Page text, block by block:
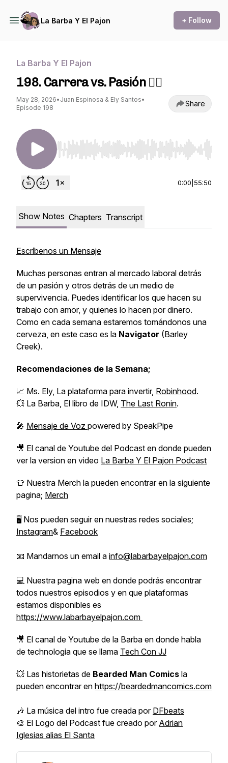
La Barba Y El Pajon + Follow
La Barba Y El Pajon
198. Carrera vs. Pasión ❤️‍🔥
May 28, 2026• Juan Espinosa & Ely Santos•
Episode 198
Share
Use Left/Right to seek, Home/End to jump to
0:00 55:50
Show Notes Chapters Transcript
Escríbenos un Mensaje
Muchas personas entran al mercado laboral detrás
de un pasión y otros detrás de un medio de
supervivencia. Puedes identificar los que hacen su
trabajo con amor, y quienes lo hacen por dinero.
Como en cada semana estaremos tomándonos una
cerveza, en este caso es la Navigator (Barley
Creek).
Recomendaciones de la Semana;
📈 Ms. Ely, La plataforma para invertir, Robinhood.
💥 La Barba, El libro de IDW, The Last Ronin.
🎤 Mensaje de Voz powered by SpeakPipe
🎥 El canal de Youtube del Podcast en donde pueden
ver la version en video La Barba Y El Pajon Podcast
👕 Nuestra Merch la pueden encontrar en la siguiente
pagina; Merch
🖥️ Nos pueden seguir en nuestras redes sociales;
Instagram& Facebook
📧 Mandarnos un email a info@labarbayelpajon.com
💻 Nuestra pagina web en donde podrás encontrar
todos nuestros episodios y en que plataformas
estamos disponibles es
https://www.labarbayelpajon.com
🎥 El canal de Youtube de la Barba en donde habla
de technologia que se llama Tech Con JJ
💥 Las historietas de Bearded Man Comics la
pueden encontrar en https://beardedmancomics.com
🎶 La música del intro fue creada por DFbeats
🎨 El Logo del Podcast fue creado por Adrian
Iglesias alias El Santa